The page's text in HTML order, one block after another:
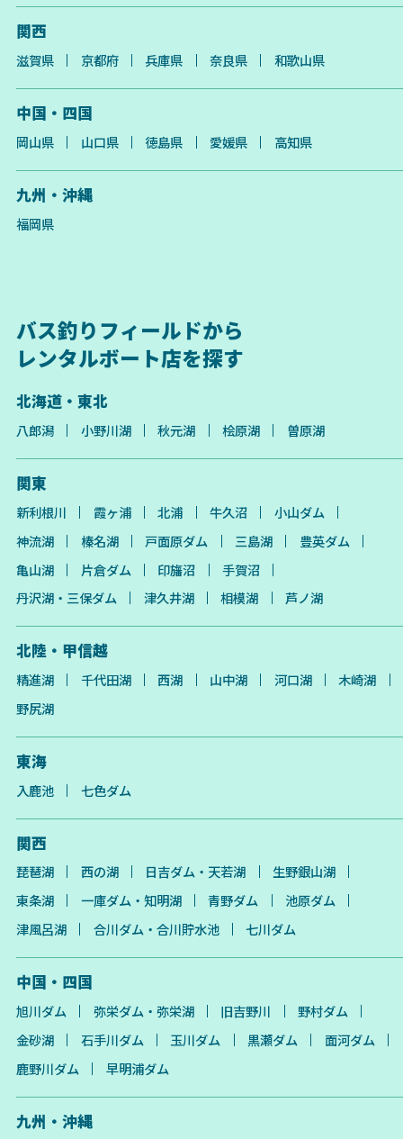
関西
滋賀県 京都府 兵庫県 奈良県 和歌山県
中国・四国
岡山県 山口県 徳島県 愛媛県 高知県
九州・沖縄
福岡県
バス釣りフィールドから
レンタルボート店を探す
北海道・東北
八郎潟 小野川湖 秋元湖 桧原湖 曽原湖
関東
新利根川 霞ヶ浦 北浦 牛久沼
小山ダム
神流湖
榛名湖 戸面原ダム 三島湖
豊英ダム
亀山湖
片倉ダム 印旛沼
手賀沼
丹沢湖・三保ダム
津久井湖 相模湖 芦ノ湖
北陸・甲信越
精進湖 千代田湖 西湖 山中湖 河口湖
木崎湖
野尻湖
東海
入鹿池 七色ダム
関西
琵琶湖 西の湖 日吉ダム・天若湖
生野銀山湖
東条湖
一庫ダム・知明湖 青野ダム
池原ダム
津風呂湖
合川ダム・合川貯水池 七川ダム
中国・四国
旭川ダム 弥栄ダム・弥栄湖 旧吉野川
野村ダム
金砂湖
石手川ダム 玉川ダム 黒瀬ダム
面河ダム
鹿野川ダム
早明浦ダム
九州・沖縄